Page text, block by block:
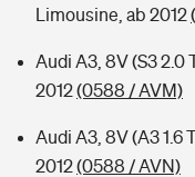
Limousine, ab 2012
Audi A3, 8V (S3 2.0
2012(0588 / AVM)
Audi A3, 8V (A3 1.6
2012(0588 / AVN)